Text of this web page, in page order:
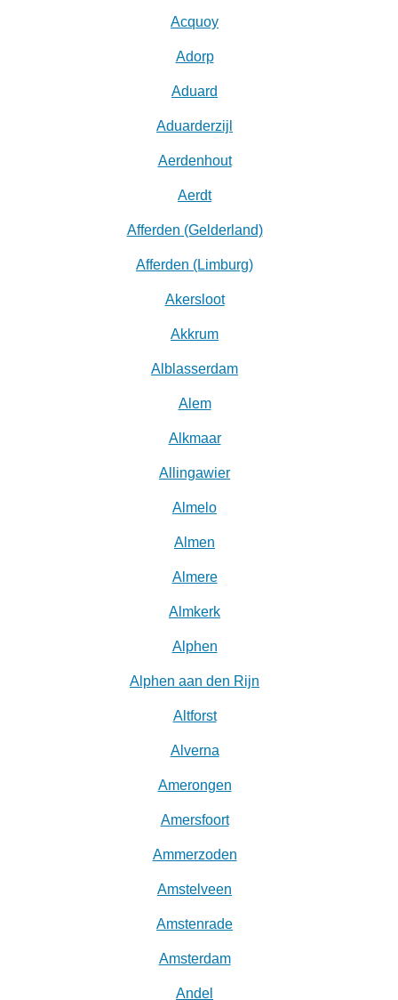
Acquoy
Adorp
Aduard
Aduarderzijl
Aerdenhout
Aerdt
Afferden (Gelderland)
Afferden (Limburg)
Akersloot
Akkrum
Alblasserdam
Alem
Alkmaar
Allingawier
Almelo
Almen
Almere
Almkerk
Alphen
Alphen aan den Rijn
Altforst
Alverna
Amerongen
Amersfoort
Ammerzoden
Amstelveen
Amstenrade
Amsterdam
Andel